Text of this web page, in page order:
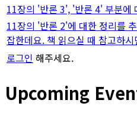
11장의 '반론 3', '반론 4' 부분에
11장의 '반론 2'에 대한 정리를
잡한데요. 책 읽으실 때 참고하
로그인 해주세요.
Upcoming